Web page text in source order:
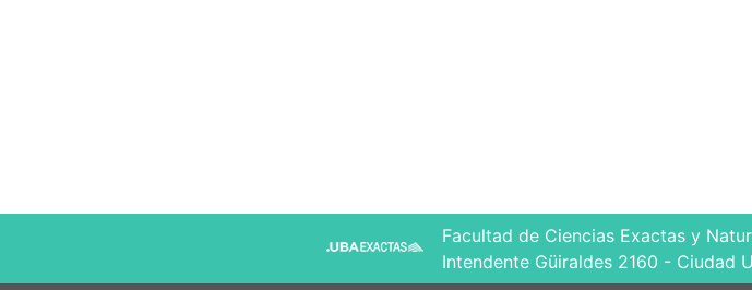
Facultad de Ciencias Exactas y
Intendente Güiraldes 2160 - Ciudad